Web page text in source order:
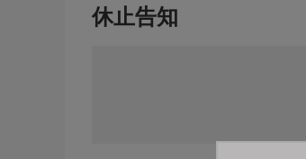
休止告知